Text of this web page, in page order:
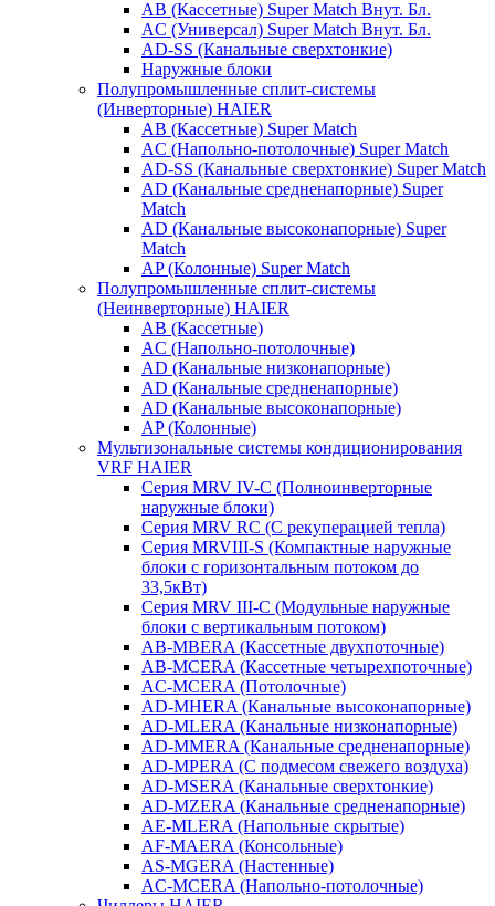
AB (Кассетные) Super Match Внут. Бл.
AC (Универсал) Super Match Внут. Бл.
AD-SS (Канальные сверхтонкие)
Наружные блоки
Полупромышленные сплит-системы
(Инверторные) HAIER
AB (Кассетные) Super Match
AC (Напольно-потолочные) Super Match
AD-SS (Канальные сверхтонкие) Super Match
AD (Канальные средненапорные) Super
Match
AD (Канальные высоконапорные) Super
Match
AP (Колонные) Super Match
Полупромышленные сплит-системы
(Неинверторные) HAIER
AB (Кассетные)
AC (Напольно-потолочные)
AD (Канальные низконапорные)
AD (Канальные средненапорные)
AD (Канальные высоконапорные)
AP (Колонные)
Мультизональные системы кондиционирования
VRF HAIER
Серия MRV IV-C (Полноинверторные
наружные блоки)
Серия MRV RC (С рекуперацией тепла)
Серия MRVIII-S (Компактные наружные
блоки с горизонтальным потоком до
33,5кВт)
Серия MRV III-C (Модульные наружные
блоки с вертикальным потоком)
AB-MBERA (Кассетные двухпоточные)
AB-MCERA (Кассетные четырехпоточные)
AС-MСERA (Потолочные)
AD-MHERA (Канальные высоконапорные)
AD-MLERA (Канальные низконапорные)
AD-MMERA (Канальные средненапорные)
AD-MPERA (С подмесом свежего воздуха)
AD-MSERA (Канальные сверхтонкие)
AD-MZERA (Канальные средненапорные)
AE-MLERA (Напольные скрытые)
AF-MAERA (Консольные)
AS-MGERA (Настенные)
AС-MСERA (Напольно-потолочные)